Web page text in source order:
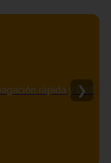
rápida y fácil
❯